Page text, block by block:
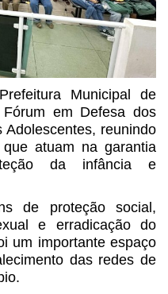
Municipal de
em Defesa dos
reunindo
atuam na garantia
da infância e
de proteção social,
e erradicação do
um importante espaço
das redes de